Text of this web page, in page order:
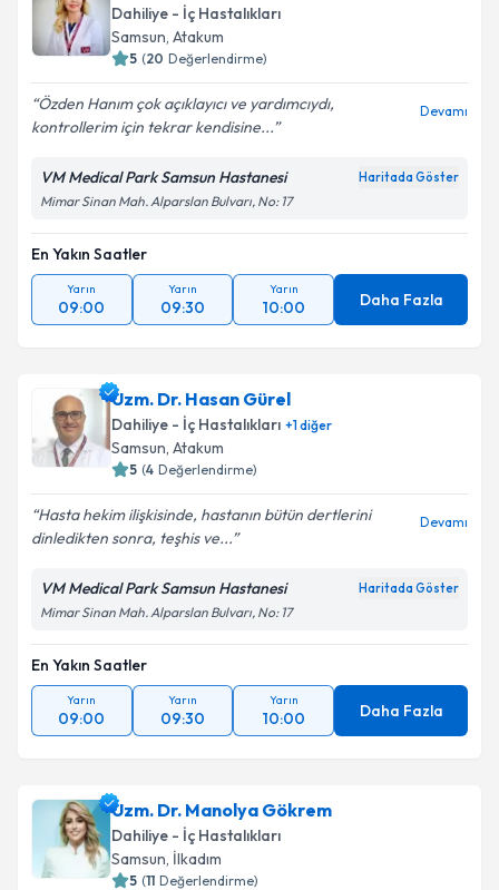
Dahiliye - İç Hastalıkları
Samsun, Atakum
5 (20 Değerlendirme)
Özden Hanım çok açıklayıcı ve yardımcıydı,
kontrollerim için tekrar kendisine...
Devamı
VM Medical Park Samsun Hastanesi Haritada Göster
Mimar Sinan Mah. Alparslan Bulvarı, No: 17
En Yakın Saatler
Yarın
09:00
Yarın
09:30
Yarın
10:00 Daha Fazla
Uzm. Dr. Hasan Gürel
Dahiliye - İç Hastalıkları +1diğer
Samsun, Atakum
5 (4 Değerlendirme)
Hasta hekim ilişkisinde, hastanın bütün dertlerini
dinledikten sonra, teşhis ve...
Devamı
VM Medical Park Samsun Hastanesi Haritada Göster
Mimar Sinan Mah. Alparslan Bulvarı, No: 17
En Yakın Saatler
Yarın
09:00
Yarın
09:30
Yarın
10:00 Daha Fazla
Uzm. Dr. Manolya Gökrem
Dahiliye - İç Hastalıkları
Samsun, İlkadım
5 (11 Değerlendirme)